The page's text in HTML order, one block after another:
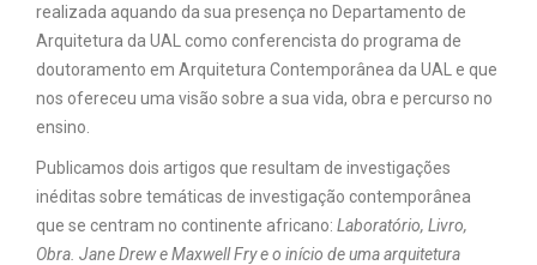
realizada aquando da sua presença no Departamento de
Arquitetura da UAL como conferencista do programa de
doutoramento em Arquitetura Contemporânea da UAL e que
nos ofereceu uma visão sobre a sua vida, obra e percurso no
ensino.
Publicamos dois artigos que resultam de investigações
inéditas sobre temáticas de investigação contemporânea
que se centram no continente africano: Laboratório, Livro,
Obra. Jane Drew e Maxwell Fry e o início de uma arquitetura